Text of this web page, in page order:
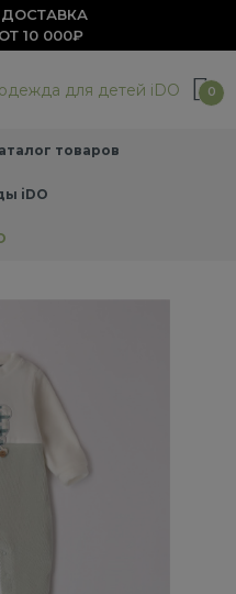
10 000₽
0
товаров
iDO